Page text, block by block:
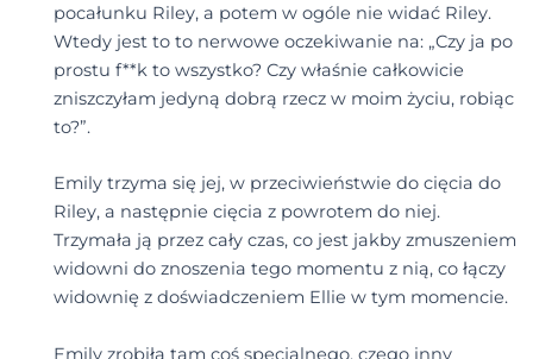
pocałunku Riley, a potem w ogóle nie widać Riley.
Wtedy jest to to nerwowe oczekiwanie na: „Czy ja po
prostu f**k to wszystko? Czy właśnie całkowicie
zniszczyłam jedyną dobrą rzecz w moim życiu, robiąc
to?”.
Emily trzyma się jej, w przeciwieństwie do cięcia do
Riley, a następnie cięcia z powrotem do niej.
Trzymała ją przez cały czas, co jest jakby zmuszeniem
widowni do znoszenia tego momentu z nią, co łączy
widownię z doświadczeniem Ellie w tym momencie.
Emily zrobiła tam coś specjalnego, czego inny